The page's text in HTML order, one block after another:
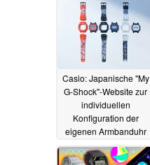
Casio: Japanische "My
G-Shock"-Website zur
individuellen
Konfiguration der
eigenen Armbanduhr
wieder online21.01.2025